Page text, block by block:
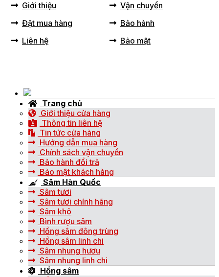
Giới thiệu
Đặt mua hàng
Liên hệ
Vận chuyển
Bảo hành
Bảo mật
Trang chủ
Giới thiệu cửa hàng
Thông tin liên hệ
Tin tức cửa hàng
Hướng dẫn mua hàng
Chính sách vận chuyển
Bảo hành đổi trả
Bảo mật khách hàng
Sâm Hàn Quốc
Sâm tươi
Sâm tươi chính hãng
Sâm khô
Bình rượu sâm
Hồng sâm đông trùng
Hồng sâm linh chi
Sâm nhung hươu
Sâm nhung linh chi
Hồng sâm